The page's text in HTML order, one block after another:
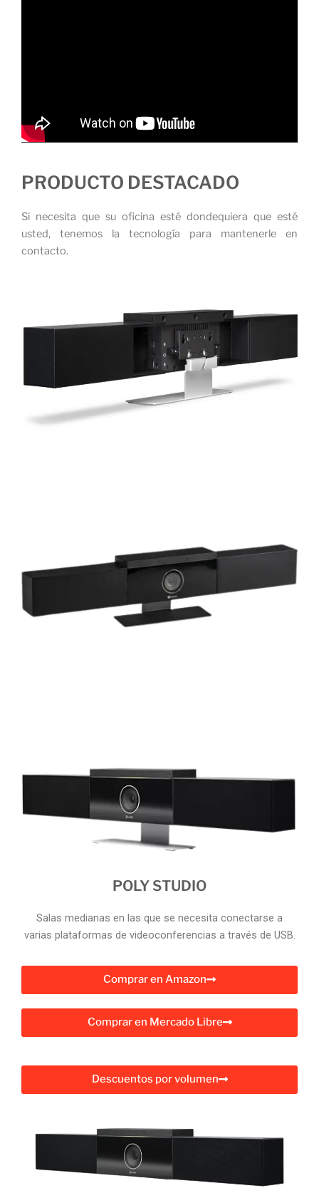
PRODUCTO DESTACADO
Si necesita que su oficina esté dondequiera que esté
usted, tenemos la tecnología para mantenerle en
contacto.
POLY STUDIO
Salas medianas en las que se necesita conectarse a
varias plataformas de videoconferencias a través de USB.
Comprar en Amazon
Comprar en Mercado Libre
Descuentos por volumen